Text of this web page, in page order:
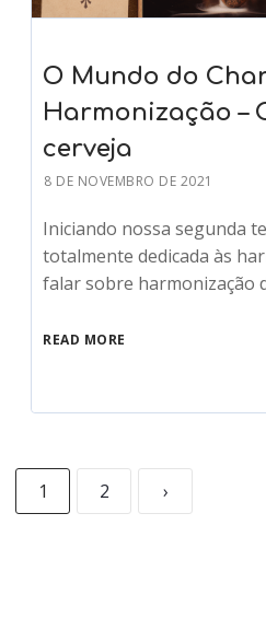
O Mundo do
Harmonização –
cerveja
8 DE NOVEMBRO DE 2021
Iniciando nossa segunda
totalmente dedicada às
falar sobre harmonização
READ MORE
1 2 ›